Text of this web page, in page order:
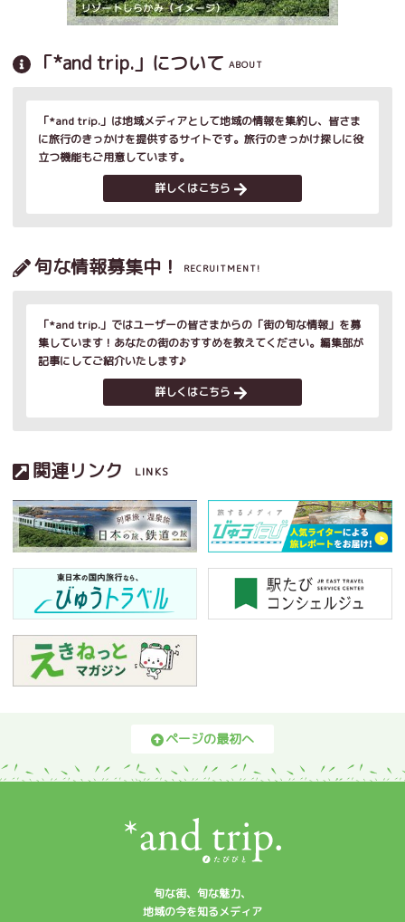
「*and trip.」について ABOUT
「*and trip.」は地域メディアとして地域の情報を集約し、皆さま
に旅行のきっかけを提供するサイトです。旅行のきっかけ探しに役
立つ機能もご用意しています。
詳しくはこちら
旬な情報募集中！ RECRUITMENT!
「*and trip.」ではユーザーの皆さまからの「街の旬な情報」を募
集しています！あなたの街のおすすめを教えてください。編集部が
記事にしてご紹介いたします♪
詳しくはこちら
関連リンク LINKS
ページの最初へ
旬な街、旬な魅力、
地域の今を知るメディア